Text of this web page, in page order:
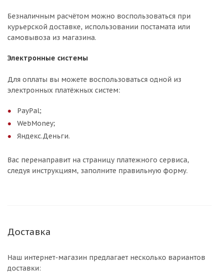
Безналичным расчётом можно воспользоваться при
курьерской доставке, использовании постамата или
самовывоза из магазина.
Электронные системы
Для оплаты вы можете воспользоваться одной из
электронных платёжных систем:
PayPal;
WebMoney;
Яндекс.Деньги.
Вас перенаправит на страницу платежного сервиса,
следуя инструкциям, заполните правильную форму.
Доставка
Наш интернет-магазин предлагает несколько вариантов
доставки: